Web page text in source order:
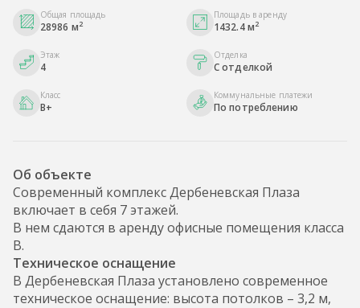
Общая площадь
28986 м2
Площадь в аренду
1432.4 м2
Этаж
4
Отделка
С отделкой
Класс
B+
Коммунальные платежи
По потреблению
Об объекте
Современный комплекс Дербеневская Плаза
включает в себя 7 этажей.
В нем сдаются в аренду офисные помещения класса
B.
Техническое оснащение
В Дербеневская Плаза установлено современное
техническое оснащение: высота потолков – 3,2 м,